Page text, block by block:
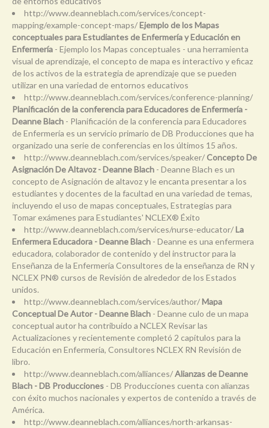
http://www.deanneblach.com/services/concept-
mapping/example-concept-maps/Ejemplo de los Mapas
conceptuales para Estudiantes de Enfermería y Educación en
Enfermería - Ejemplo los Mapas conceptuales - una herramienta
visual de aprendizaje, el concepto de mapa es interactivo y eficaz
de los activos de la estrategia de aprendizaje que se pueden
utilizar en una variedad de entornos educativos
http://www.deanneblach.com/services/conference-planning/
Planificación de la conferencia para Educadores de Enfermería -
Deanne Blach - Planificación de la conferencia para Educadores
de Enfermería es un servicio primario de DB Producciones que ha
organizado una serie de conferencias en los últimos 15 años.
http://www.deanneblach.com/services/speaker/Concepto De
Asignación De Altavoz - Deanne Blach - Deanne Blach es un
concepto de Asignación de altavoz y le encanta presentar a los
estudiantes y docentes de la facultad en una variedad de temas,
incluyendo el uso de mapas conceptuales, Estrategias para
Tomar exámenes para Estudiantes' NCLEX® Éxito
http://www.deanneblach.com/services/nurse-educator/La
Enfermera Educadora - Deanne Blach - Deanne es una enfermera
educadora, colaborador de contenido y del instructor para la
Enseñanza de la Enfermería Consultores de la enseñanza de RN y
NCLEX PN® cursos de Revisión de alrededor de los Estados
unidos.
http://www.deanneblach.com/services/author/Mapa
Conceptual De Autor - Deanne Blach - Deanne culo de un mapa
conceptual autor ha contribuido a NCLEX Revisar las
Actualizaciones y recientemente completó 2 capítulos para la
Educación en Enfermería, Consultores NCLEX RN Revisión de
libro.
http://www.deanneblach.com/alliances/Alianzas de Deanne
Blach - DB Producciones - DB Producciones cuenta con alianzas
con éxito muchos nacionales y expertos de contenido a través de
América.
http://www.deanneblach.com/alliances/north-arkansas-